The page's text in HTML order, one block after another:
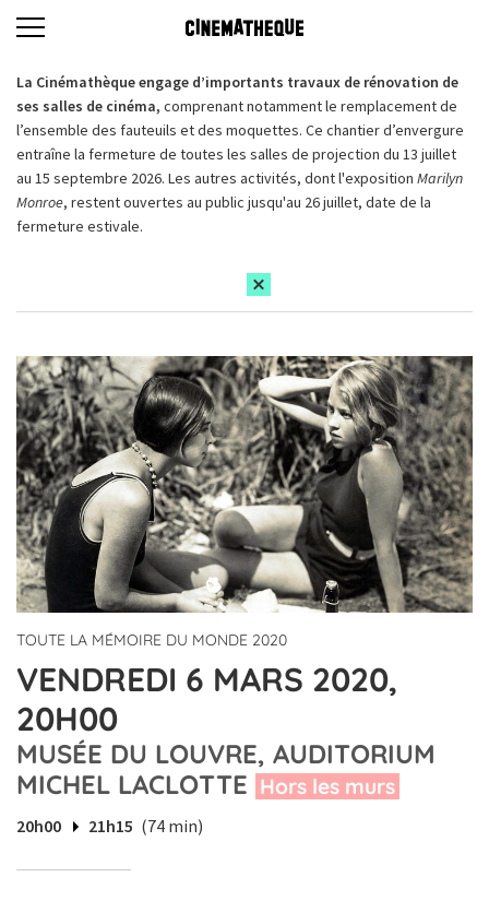
La Cinémathèque engage d’importants travaux de rénovation de
ses salles de cinéma, comprenant notamment le remplacement de
l’ensemble des fauteuils et des moquettes. Ce chantier d’envergure
entraîne la fermeture de toutes les salles de projection du 13 juillet
au 15 septembre 2026. Les autres activités, dont l'exposition Marilyn
Monroe, restent ouvertes au public jusqu'au 26 juillet, date de la
fermeture estivale.
TOUTE LA MÉMOIRE DU MONDE 2020
VENDREDI 6 MARS 2020,
20H00
MUSÉE DU LOUVRE, AUDITORIUM
MICHEL LACLOTTE Hors les murs
20h00 21h15 (74 min)